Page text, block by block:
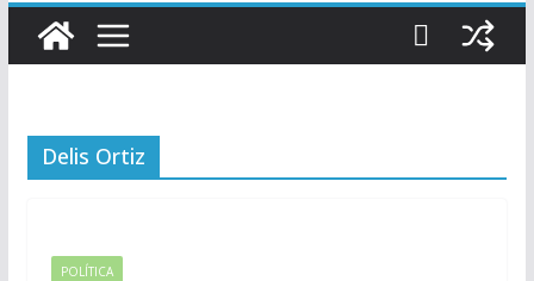
Delis Ortiz
POLÍTICA